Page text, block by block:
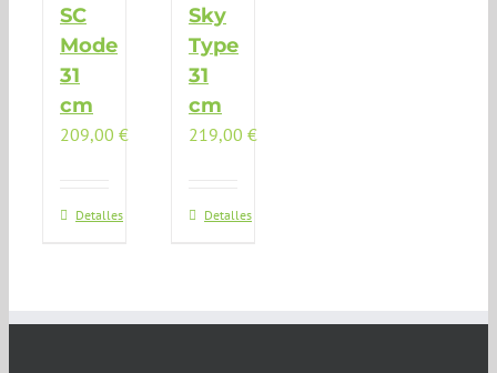
SC
Mode
31
cm
209,00 €
Detalles
Sky
Type
31
cm
219,00€
Detalles